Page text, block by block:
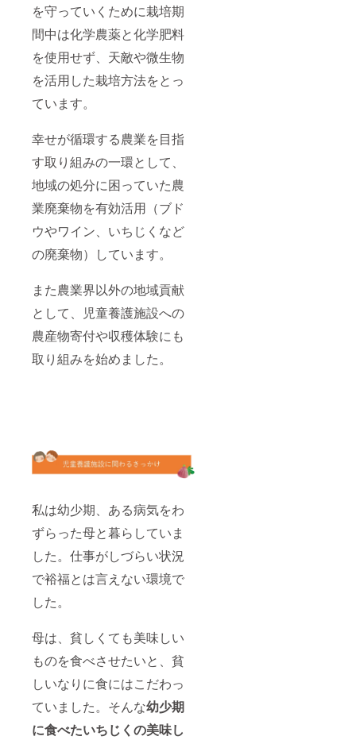
を守っていくために栽培期
間中は化学農薬と化学肥料
を使用せず、天敵や微生物
を活用した栽培方法をとっ
ています。
幸せが循環する農業を目指
す取り組みの一環として、
地域の処分に困っていた農
業廃棄物を有効活用（ブド
ウやワイン、いちじくなど
の廃棄物）しています。
また農業界以外の地域貢献
として、児童養護施設への
農産物寄付や収穫体験にも
取り組みを始めました。
私は幼少期、ある病気をわ
ずらった母と暮らしていま
した。仕事がしづらい状況
で裕福とは言えない環境で
した。
母は、貧しくても美味しい
ものを食べさせたいと、貧
しいなりに食にはこだわっ
ていました。そんな幼少期
に食べたいちじくの美味し